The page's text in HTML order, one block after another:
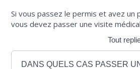
Si vous passez le permis et avez un
vous devez passer une visite
Tout
DANS QUELS CAS PASSER